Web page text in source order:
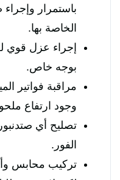
باستمرار
الخاصة بها.
إجراء عزل قوي
بوجه خاص.
مراقبة فواتير
وجود ارتفاع
تصليح أي
الفور.
تركيب محابس